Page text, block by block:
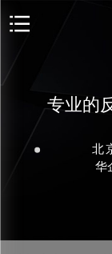
专业的
北
华